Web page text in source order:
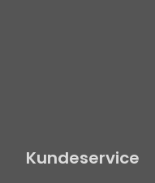
Kundeservice